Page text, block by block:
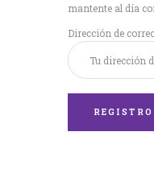
mantente al día
Dirección de